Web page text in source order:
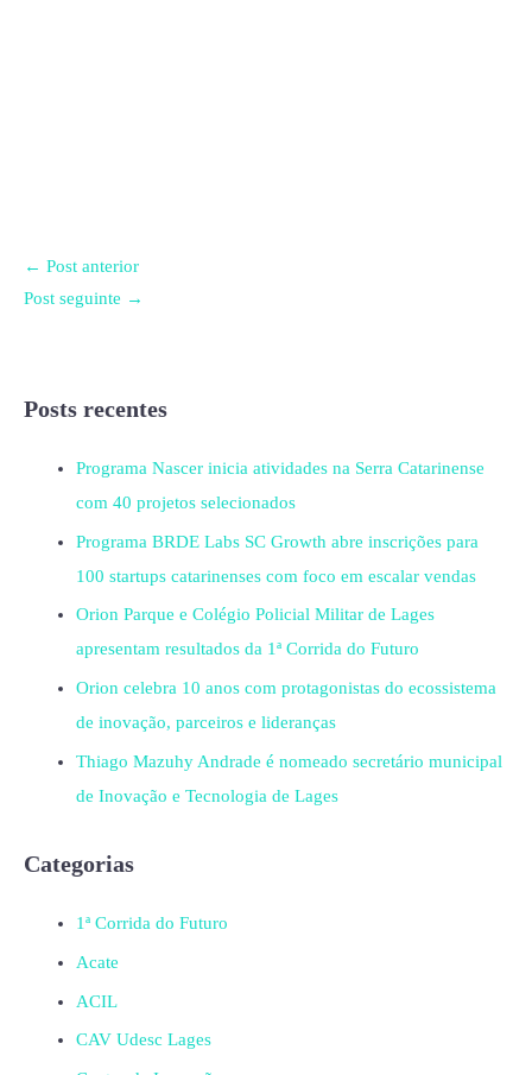
← Post anterior
Post seguinte →
Posts recentes
Programa Nascer inicia atividades na Serra Catarinense
com 40 projetos selecionados
Programa BRDE Labs SC Growth abre inscrições para
100 startups catarinenses com foco em escalar vendas
Orion Parque e Colégio Policial Militar de Lages
apresentam resultados da 1ª Corrida do Futuro
Orion celebra 10 anos com protagonistas do ecossistema
de inovação, parceiros e lideranças
Thiago Mazuhy Andrade é nomeado secretário municipal
de Inovação e Tecnologia de Lages
Categorias
1ª Corrida do Futuro
Acate
ACIL
CAV Udesc Lages